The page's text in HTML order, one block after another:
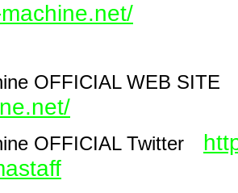
OFFICIAL WEB
OFFICIAL Twitter